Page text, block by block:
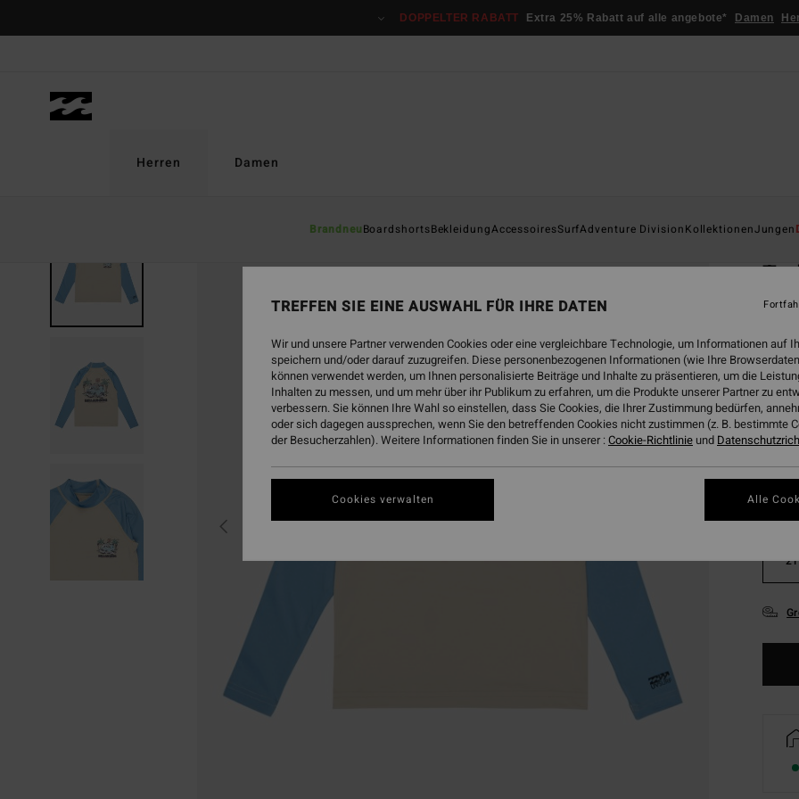
DOPPELTER RABATT Extra 25% Rabatt auf alle angebote* Damen
Herren
BrandneuBoardshortsBekleidungAccessoiresSurfAdventure DivisionKollektionenJungen
Damen
€
Farbe
2T
TREFFEN SIE EINE AUSWAHL FÜR IHRE DATEN
Wir und unsere Partner verwenden Cookies oder eine vergleichbare Technologie, um Informationen auf
speichern und/oder darauf zuzugreifen. Diese personenbezogenen Informationen (wie Ihre
können verwendet werden, um Ihnen personalisierte Beiträge und Inhalte zu präsentieren, um die
Inhalten zu messen, und um mehr über ihr Publikum zu erfahren, um die Produkte unserer Partner zu
verbessern. Sie können Ihre Wahl so einstellen, dass Sie Cookies, die Ihrer Zustimmung bedürfen,
oder sich dagegen aussprechen, wenn Sie den betreffenden Cookies nicht zustimmen (z. B. bestimmte
der Besucherzahlen). Weitere Informationen finden Sie in unserer :Cookie-Richtlinie und
Cookies verwalten Alle